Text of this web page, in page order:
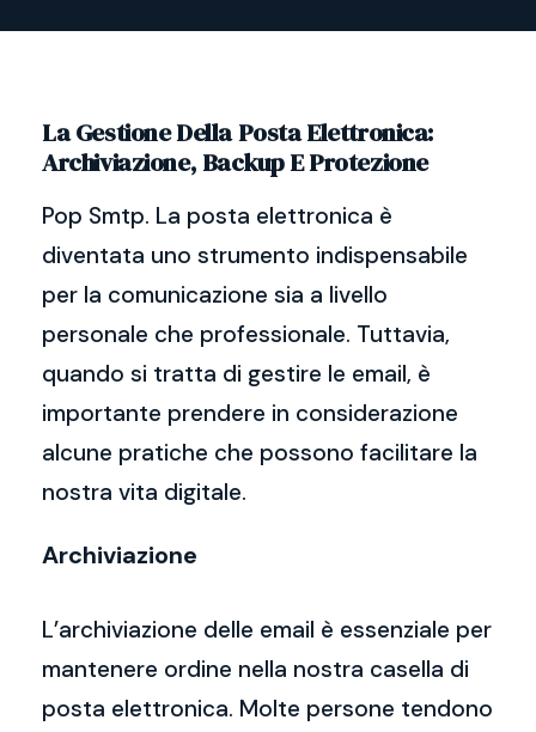
La Gestione Della Posta Elettronica:
Archiviazione, Backup E Protezione
Pop Smtp. La posta elettronica è
diventata uno strumento indispensabile
per la comunicazione sia a livello
personale che professionale. Tuttavia,
quando si tratta di gestire le email, è
importante prendere in considerazione
alcune pratiche che possono facilitare la
nostra vita digitale.
Archiviazione
L’archiviazione delle email è essenziale per
mantenere ordine nella nostra casella di
posta elettronica. Molte persone tendono